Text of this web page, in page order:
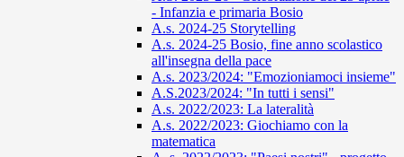
- Infanzia e primaria Bosio
A.s. 2024-25 Storytelling
A.s. 2024-25 Bosio, fine anno scolastico
all'insegna della pace
A.s. 2023/2024: "Emozioniamoci insieme"
A.S.2023/2024: "In tutti i sensi"
A.s. 2022/2023: La lateralità
A.s. 2022/2023: Giochiamo con la
matematica